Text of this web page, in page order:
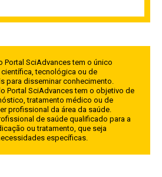
Portal SciAdvances tem o único
tecnológica ou de
para disseminar conhecimento.
Portal SciAdvances tem o objetivo de
tratamento médico ou de
profissional da área da saúde.
de saúde qualificado para a
ou tratamento, que seja
específicas.